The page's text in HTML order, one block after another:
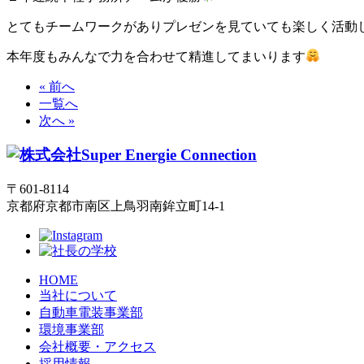
とてもチームワークがありプレゼンを見ていても楽しく活動
本年度もみんなで力を合わせて精進してまいります
« 前へ
一覧へ
次へ »
〒601-8114
京都府京都市南区上鳥羽南鉾立町14-1
HOME
当社について
自動車電装事業部
環境事業部
会社概要・アクセス